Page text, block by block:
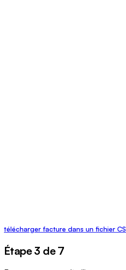
télécharger facture dans un fichier
Étape 3 de 7